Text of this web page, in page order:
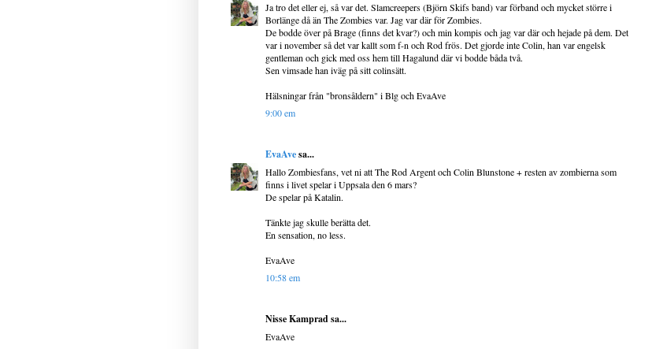
Ja tro det eller ej, så var det. Slamcreepers (Björn Skifs band) var förband och mycket större i
Borlänge då än The Zombies var. Jag var där för Zombies.
De bodde över på Brage (finns det kvar?) och min kompis och jag var där och hejade på dem. Det
var i november så det var kallt som f-n och Rod frös. Det gjorde inte Colin, han var engelsk
gentleman och gick med oss hem till Hagalund där vi bodde båda två.
Sen vimsade han iväg på sitt colinsätt.
Hälsningar från "bronsåldern" i Blg och EvaAve
9:00 em
EvaAvesa...
Hallo Zombiesfans, vet ni att The Rod Argent och Colin Blunstone + resten av zombierna som
finns i livet spelar i Uppsala den 6 mars?
De spelar på Katalin.
Tänkte jag skulle berätta det.
En sensation, no less.
EvaAve
10:58 em
Nisse Kamprad sa...
EvaAve